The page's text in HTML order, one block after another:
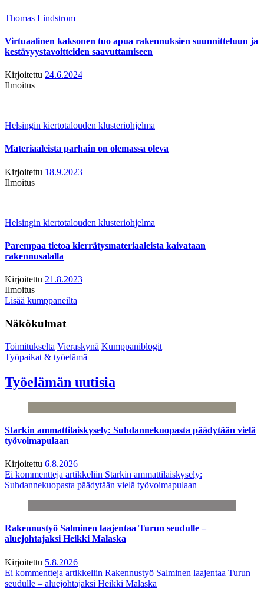
Thomas Lindstrom
Virtuaalinen kaksonen tuo apua rakennuksien suunnitteluun ja
kestävyystavoitteiden saavuttamiseen
Kirjoitettu 24.6.2024
Ilmoitus
Helsingin kiertotalouden klusteriohjelma
Materiaaleista parhain on olemassa oleva
Kirjoitettu 18.9.2023
Ilmoitus
Helsingin kiertotalouden klusteriohjelma
Parempaa tietoa kierrätysmateriaaleista kaivataan
rakennusalalla
Kirjoitettu 21.8.2023
Ilmoitus
Lisää kumppaneilta
Näkökulmat
Toimitukselta Vieraskynä Kumppaniblogit
Työpaikat & työelämä
Työelämän uutisia
Starkin ammattilaiskysely: Suhdannekuopasta päädytään vielä
työvoimapulaan
Kirjoitettu 6.8.2026
Ei kommentteja artikkeliin Starkin ammattilaiskysely:
Suhdannekuopasta päädytään vielä työvoimapulaan
Rakennustyö Salminen laajentaa Turun seudulle –
aluejohtajaksi Heikki Malaska
Kirjoitettu 5.8.2026
Ei kommentteja artikkeliin Rakennustyö Salminen laajentaa Turun
seudulle – aluejohtajaksi Heikki Malaska